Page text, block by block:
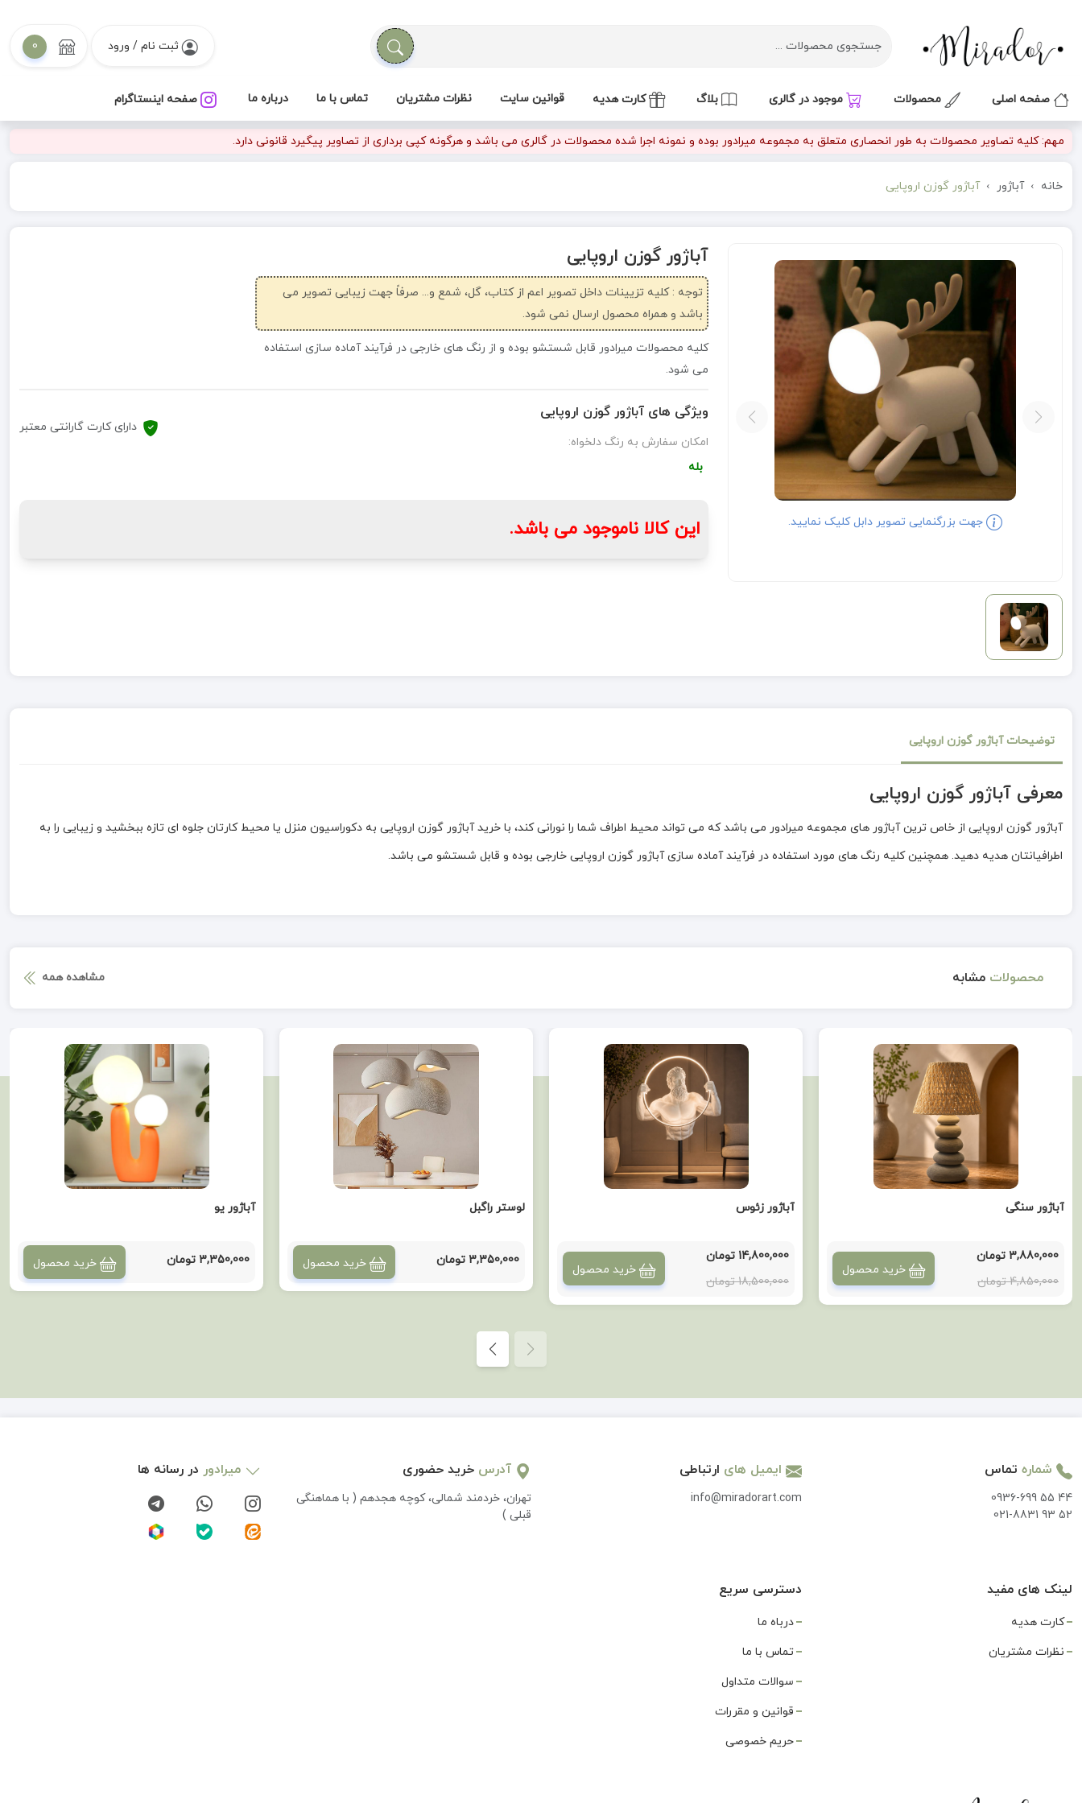
ثبت نام / ورود 0
صفحه اصلی محصولات موجود در گالری بلاگ کارت هدیه قوانین سایت نظرات مشتریان تماس با ما درباره ما صفحه اینستاگرام
مهم: کلیه تصاویر محصولات به طور انحصاری متعلق به مجموعه میرادور بوده و نمونه اجرا شده محصولات در گالری می باشد و هرگونه کپی برداری از تصاویر پیگیرد قانونی دارد.
خانه آباژور آباژور گوزن اروپایی
جهت بزرگنمایی تصویر دابل کلیک نمایید.
آباژور گوزن اروپایی
توجه : کلیه تزیینات داخل تصویر اعم از کتاب، گل، شمع و... صرفاً جهت زیبایی تصویر می
باشد و همراه محصول ارسال نمی شود.
کلیه محصولات میرادور قابل شستشو بوده و از رنگ های خارجی در فرآیند آماده سازی استفاده
می شود.
ویژگی های آباژور گوزن اروپایی
امکان سفارش به رنگ دلخواه:
بله
دارای کارت گارانتی معتبر
این کالا ناموجود می باشد.
توضیحات آباژور گوزن اروپایی
معرفی آباژور گوزن اروپایی
آباژور گوزن اروپایی از خاص ترین آباژور های مجموعه میرادور می باشد که می تواند محیط اطراف شما را نورانی کند، با خرید آباژور گوزن اروپایی به دکوراسیون منزل یا محیط کارتان جلوه ای تازه ببخشید و زیبایی را به
اطرافیانتان هدیه دهید. همچنین کلیه رنگ های مورد استفاده در فرآیند آماده سازی آباژور گوزن اروپایی خارجی بوده و قابل شستشو می باشد.
محصولات مشابه مشاهده همه
آباژور سنگی
3,880,000 تومان
4,850,000 تومان
خرید محصول
آباژور زئوس
14,800,000 تومان
18,500,000 تومان
خرید محصول
لوستر راگبل
3,350,000 تومان خرید محصول
آباژور یو
3,350,000 تومان خرید محصول
شماره تماس
0936-699 55 44
021-8831 93 52
ایمیل های ارتباطی
info@miradorart.com
آدرس خرید حضوری
تهران، خردمند شمالی، کوچه هجدهم ( با هماهنگی
قبلی )
میرادور در رسانه ها
لینک های مفید
کارت هدیه
نظرات مشتریان
دسترسی سریع
درباه ما
تماس با ما
سوالات متداول
قوانین و مقررات
حریم خصوصی